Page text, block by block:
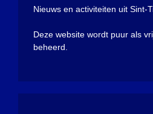
Nieuws en activiteiten uit Sint-
Deze website wordt puur als
beheerd.